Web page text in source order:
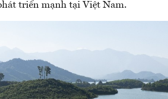
triển mạnh tại Việt Nam.